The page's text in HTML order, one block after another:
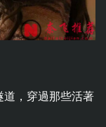
道，穿過那些活著